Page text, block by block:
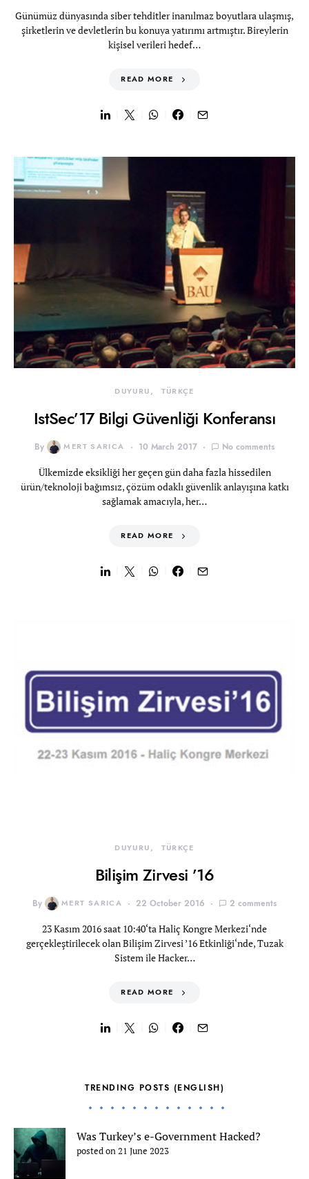
Günümüz dünyasında siber tehditler inanılmaz boyutlara ulaşmış,
şirketlerin ve devletlerin bu konuya yatırımı artmıştır. Bireylerin
kişisel verileri hedef…
READ MORE
DUYURU TÜRKÇE
IstSec’17 Bilgi Güvenliği Konferansı
By MERT SARICA 10 March 2017 No comments
Ülkemizde eksikliği her geçen gün daha fazla hissedilen
ürün/teknoloji bağımsız, çözüm odaklı güvenlik anlayışına katkı
sağlamak amacıyla, her…
READ MORE
DUYURU TÜRKÇE
Bilişim Zirvesi ’16
By MERT SARICA 22 October 2016 2 comments
23 Kasım 2016 saat 10:40‘ta Haliç Kongre Merkezi‘nde
gerçekleştirilecek olan Bilişim Zirvesi ’16 Etkinliği‘nde, Tuzak
Sistem ile Hacker…
READ MORE
TRENDING POSTS (ENGLISH)
Was Turkey’s e-Government Hacked?
posted on 21 June 2023